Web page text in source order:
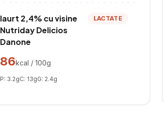
Iaurt 2,4% cu visine
Nutriday Delicios
Danone
LACTATE
86kcal / 100g
P: 3.2gC: 13gG: 2.4g